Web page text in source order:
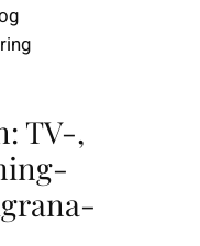
TV-,